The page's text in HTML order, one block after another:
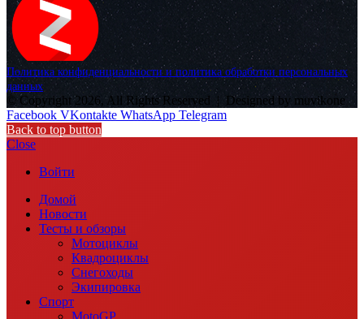
Политика конфиденциальности и политика обработки персональных
данных
© Copyright 2026, All Rights Reserved | Designed by muvikone
Facebook VKontakte WhatsApp Telegram
Back to top button
Close
Войти
Домой
Новости
Тесты и обзоры
Мотоциклы
Квадроциклы
Снегоходы
Экипировка
Спорт
MotoGP